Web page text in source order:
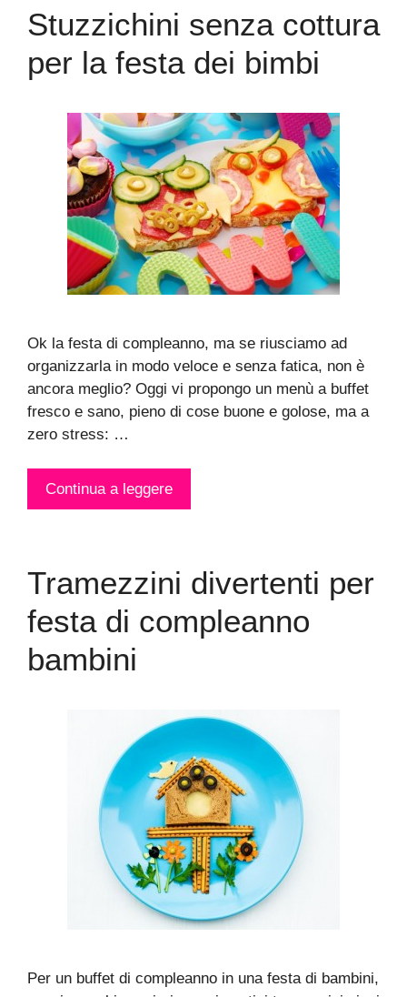
Stuzzichini senza cottura
per la festa dei bimbi
Ok la festa di compleanno, ma se riusciamo ad
organizzarla in modo veloce e senza fatica, non è
ancora meglio? Oggi vi propongo un menù a buffet
fresco e sano, pieno di cose buone e golose, ma a
zero stress: …
Continua a leggere
Tramezzini divertenti per
festa di compleanno
bambini
Per un buffet di compleanno in una festa di bambini,